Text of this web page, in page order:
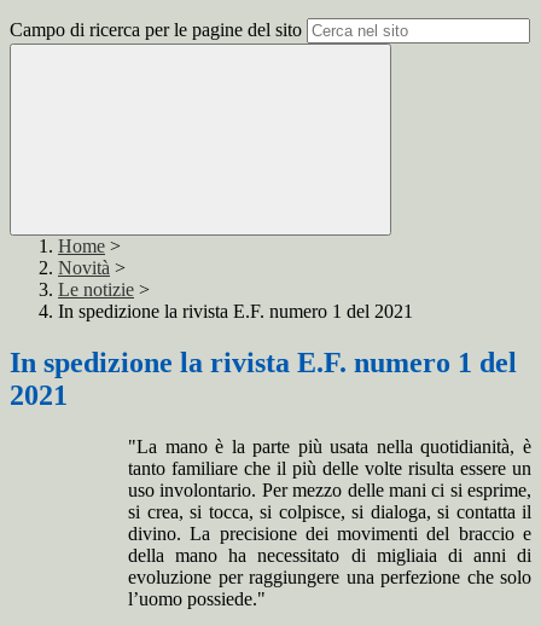
Campo di ricerca per le pagine del sito
Home >
Novità >
Le notizie >
In spedizione la rivista E.F. numero 1 del 2021
In spedizione la rivista E.F. numero 1 del
2021
"La mano è la parte più usata nella quotidianità, è
tanto familiare che il più delle volte risulta essere un
uso involontario. Per mezzo delle mani ci si esprime,
si crea, si tocca, si colpisce, si dialoga, si contatta il
divino. La precisione dei movimenti del braccio e
della mano ha necessitato di migliaia di anni di
evoluzione per raggiungere una perfezione che solo
l’uomo possiede."